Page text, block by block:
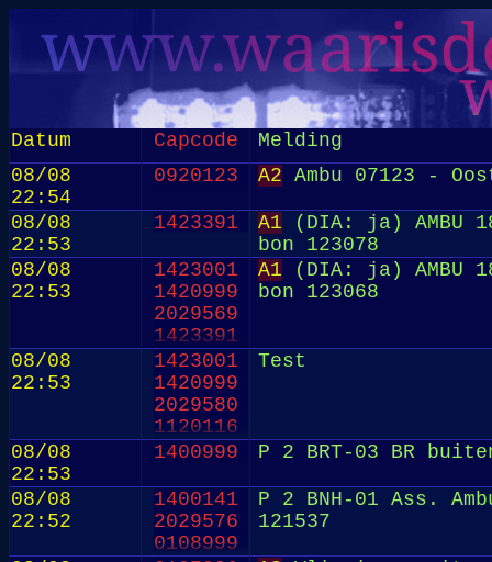
Datum Capcode
Melding
08/08
22:54
0920123 A2 Ambu 07123 -
08/08
22:53
1423391 A1 (DIA: ja) AMBU
bon 123078
08/08
22:53
1423001
1420999
2029569
1423391
A1 (DIA: ja) AMBU
bon 123068
08/08
22:53
1423001
1420999
2029580
1120116
Test
08/08
22:53
1400999 P 2 BRT-03 BR
08/08
22:52
1400141
2029576
0108999
P 2 BNH-01 Ass.
121537